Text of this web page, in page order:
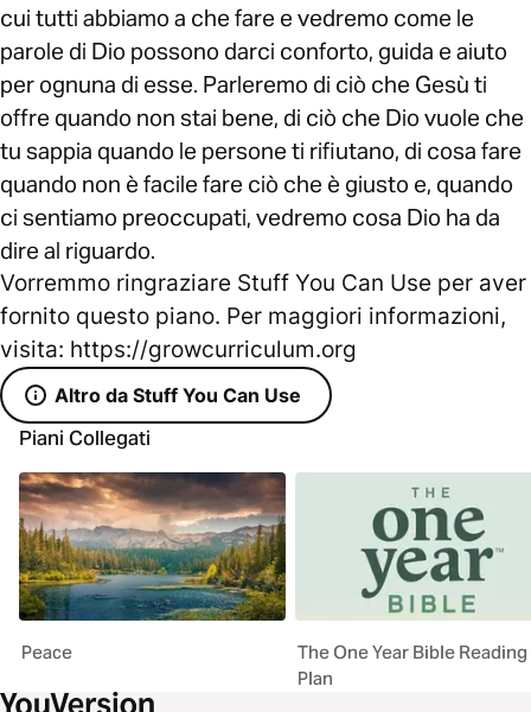
cui tutti abbiamo a che fare e vedremo come le
parole di Dio possono darci conforto, guida e aiuto
per ognuna di esse. Parleremo di ciò che Gesù ti
offre quando non stai bene, di ciò che Dio vuole che
tu sappia quando le persone ti rifiutano, di cosa fare
quando non è facile fare ciò che è giusto e, quando
ci sentiamo preoccupati, vedremo cosa Dio ha da
dire al riguardo.
Vorremmo ringraziare Stuff You Can Use per aver
fornito questo piano. Per maggiori informazioni,
visita: https://growcurriculum.org
Altro da Stuff You Can Use
Piani Collegati
Peace
The One Year Bible Reading
Plan